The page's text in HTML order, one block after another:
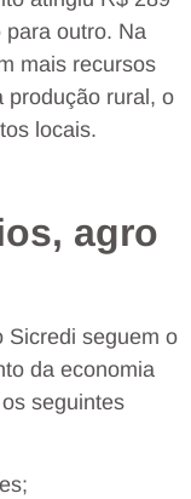
outro. Na
mais recursos
produção rural, o
locais.
agro
Sicredi seguem o
da economia
seguintes